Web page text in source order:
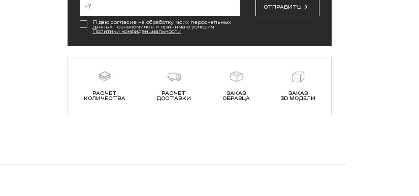
ОТПРАВИТЬ
Я даю согласие на обработку моих персональных
данных , ознакомился и принимаю условия
Политики конфиденциальности
РАСЧЕТ
КОЛИЧЕСТВА
РАСЧЕТ
ДОСТАВКИ
ЗАКАЗ
ОБРАЗЦА
ЗАКАЗ
3D МОДЕЛИ